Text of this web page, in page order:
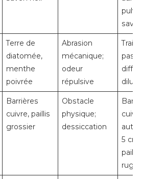
savon
Terre de
diatomée,
menthe
poivrée
Abrasion
mécanique;
odeur
répulsive
diluée
Barrières
cuivre, paillis
grossier
Obstacle
physique;
dessiccation
cuivre
5 cm
paillis